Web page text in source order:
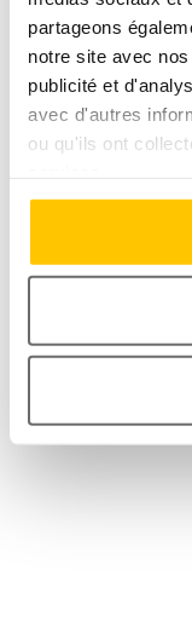
partageons
notre site avec
publicité et
avec d'autres
ou qu'ils ont